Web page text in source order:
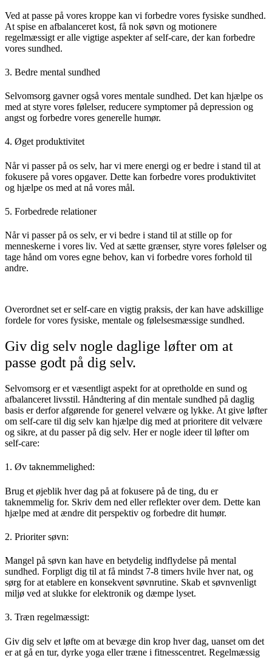
Ved at passe på vores kroppe kan vi forbedre vores fysiske sundhed.
At spise en afbalanceret kost, få nok søvn og motionere
regelmæssigt er alle vigtige aspekter af self-care, der kan forbedre
vores sundhed.
3. Bedre mental sundhed
Selvomsorg gavner også vores mentale sundhed. Det kan hjælpe os
med at styre vores følelser, reducere symptomer på depression og
angst og forbedre vores generelle humør.
4. Øget produktivitet
Når vi passer på os selv, har vi mere energi og er bedre i stand til at
fokusere på vores opgaver. Dette kan forbedre vores produktivitet
og hjælpe os med at nå vores mål.
5. Forbedrede relationer
Når vi passer på os selv, er vi bedre i stand til at stille op for
menneskerne i vores liv. Ved at sætte grænser, styre vores følelser og
tage hånd om vores egne behov, kan vi forbedre vores forhold til
andre.
Overordnet set er self-care en vigtig praksis, der kan have adskillige
fordele for vores fysiske, mentale og følelsesmæssige sundhed.
Giv dig selv nogle daglige løfter om at
passe godt på dig selv.
Selvomsorg er et væsentligt aspekt for at opretholde en sund og
afbalanceret livsstil. Håndtering af din mentale sundhed på daglig
basis er derfor afgørende for generel velvære og lykke. At give løfter
om self-care til dig selv kan hjælpe dig med at prioritere dit velvære
og sikre, at du passer på dig selv. Her er nogle ideer til løfter om
self-care:
1. Øv taknemmelighed:
Brug et øjeblik hver dag på at fokusere på de ting, du er
taknemmelig for. Skriv dem ned eller reflekter over dem. Dette kan
hjælpe med at ændre dit perspektiv og forbedre dit humør.
2. Prioriter søvn:
Mangel på søvn kan have en betydelig indflydelse på mental
sundhed. Forpligt dig til at få mindst 7-8 timers hvile hver nat, og
sørg for at etablere en konsekvent søvnrutine. Skab et søvnvenligt
miljø ved at slukke for elektronik og dæmpe lyset.
3. Træn regelmæssigt:
Giv dig selv et løfte om at bevæge din krop hver dag, uanset om det
er at gå en tur, dyrke yoga eller træne i fitnesscentret. Regelmæssig